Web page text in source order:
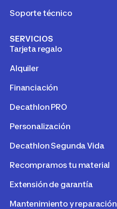
Soporte técnico
SERVICIOS
Tarjeta regalo
Alquiler
Financiación
Decathlon PRO
Personalización
Decathlon Segunda Vida
Recompramos tu material
Extensión de garantía
Mantenimiento y reparación